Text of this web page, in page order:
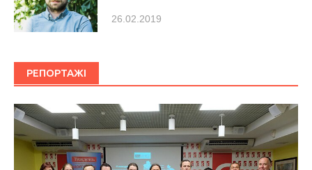
26.02.2019
РЕПОРТАЖІ